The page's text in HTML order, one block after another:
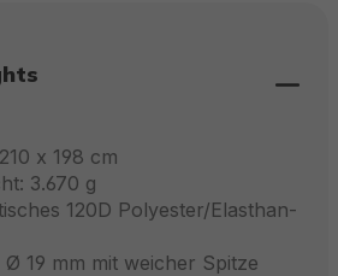
x 198 cm
3.670 g
120D Polyester/Elasthan-
Ø 19 mm mit weicher Spitze